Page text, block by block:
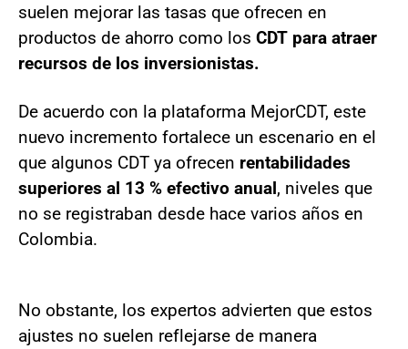
suelen mejorar las tasas que ofrecen en
productos de ahorro como los CDT para atraer
recursos de los inversionistas.
De acuerdo con la plataforma MejorCDT, este
nuevo incremento fortalece un escenario en el
que algunos CDT ya ofrecen rentabilidades
superiores al 13 % efectivo anual, niveles que
no se registraban desde hace varios años en
Colombia.
No obstante, los expertos advierten que estos
ajustes no suelen reflejarse de manera